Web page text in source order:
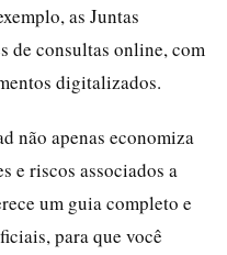
as Juntas
de consultas online, com
digitalizados.
não apenas economiza
e riscos associados a
um guia completo e
para que você